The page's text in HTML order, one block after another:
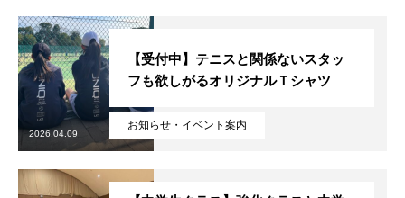
お知らせ・イベント案内
【受付中】テニスと関係ないスタッ
フも欲しがるオリジナルＴシャツ
2026.04.09